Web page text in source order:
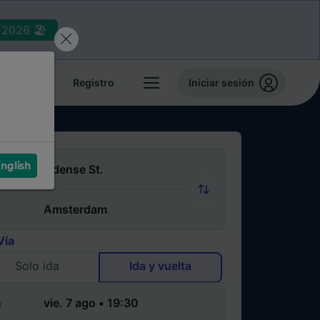
2026 🏖️
Registro Iniciar sesión
Solo ida
Ida y vuelta